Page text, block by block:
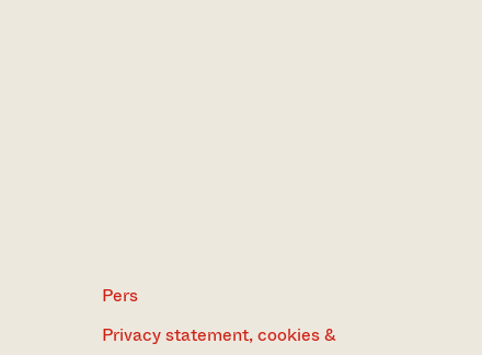
Pers
Privacy statement, cookies &